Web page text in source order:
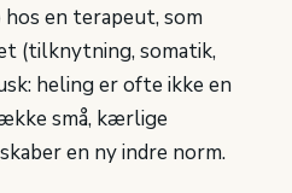
en terapeut, som
(tilknytning, somatik,
heling er ofte ikke en
små, kærlige
en ny indre norm.